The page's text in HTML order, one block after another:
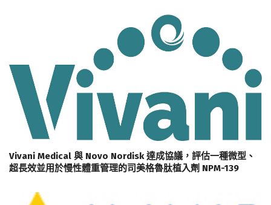
Vivani Medical 與 Novo Nordisk 達成協議，評估一種微型、
超長效並用於慢性體重管理的司美格魯肽植入劑 NPM-139